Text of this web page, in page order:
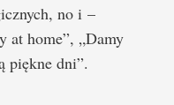
no i –
at home”, „Damy
piękne dni”.